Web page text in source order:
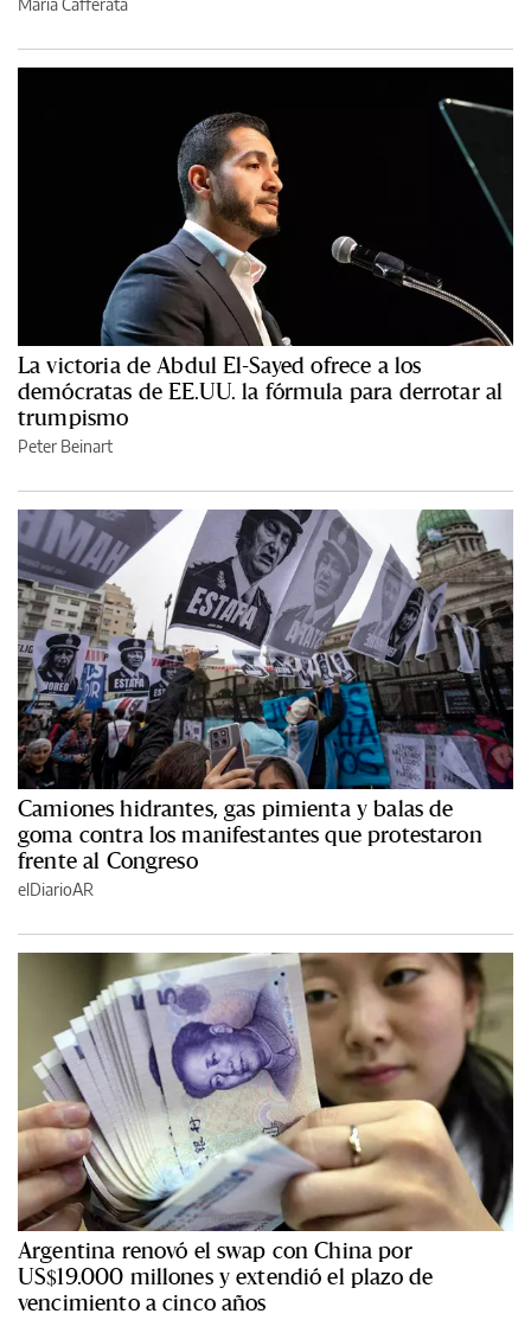
La victoria de Abdul El-Sayed ofrece a los
demócratas de EE.UU. la fórmula para derrotar al
trumpismo
Peter Beinart
Camiones hidrantes, gas pimienta y balas de
goma contra los manifestantes que protestaron
frente al Congreso
elDiarioAR
Argentina renovó el swap con China por
US$19.000 millones y extendió el plazo de
vencimiento a cinco años